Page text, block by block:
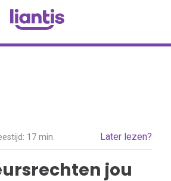
17 min. Later lezen?
jou